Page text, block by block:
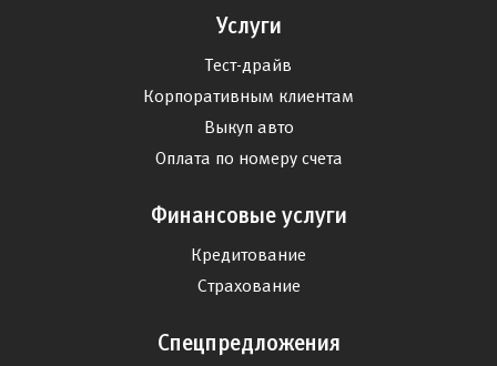
Услуги
Тест-драйв
Корпоративным клиентам
Выкуп авто
Оплата по номеру счета
Финансовые услуги
Кредитование
Страхование
Спецпредложения